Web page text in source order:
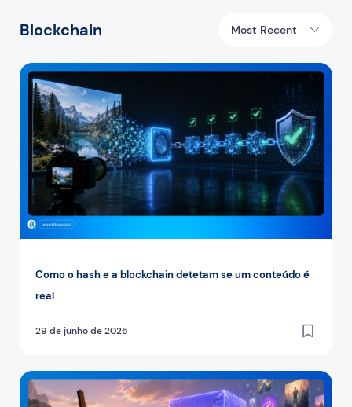
Blockchain Most Recent
Como o hash e a blockchain detetam se um conteúdo é
real
29 de junho de 2026
Como o hash e a blockchain detetam se um conteúdo é
De JPEG a infraestrutura digital: como a OpenSea está